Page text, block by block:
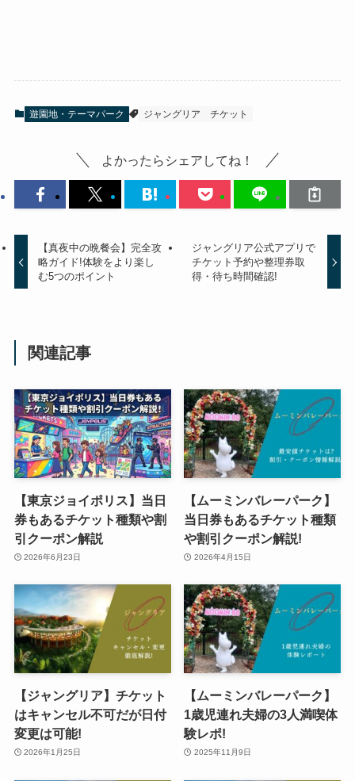
遊園地・テーマパーク ジャングリア チケット
よかったらシェアしてね！
【真夜中の晩餐会】完全攻
略ガイド!体験をより楽し
む5つのポイント
ジャングリア公式アプリで
チケット予約や整理券取
得・待ち時間確認!
関連記事
【東京ジョイポリス】当日
券もあるチケット種類や割
引クーポン解説
2026年6月23日
【ムーミンバレーパーク】
当日券もあるチケット種類
や割引クーポン解説!
2026年4月15日
【ジャングリア】チケット
はキャンセル不可だが日付
変更は可能!
2026年1月25日
【ムーミンバレーパーク】
1歳児連れ夫婦の3人満喫体
験レポ!
2025年11月9日